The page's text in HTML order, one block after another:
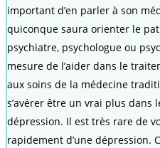
important d’en parler à son
quiconque saura orienter le
psychiatre, psychologue ou
mesure de l’aider dans le
aux soins de la médecine
s’avérer être un vrai plus dans
dépression. Il est très rare de
rapidement d’une dépression.